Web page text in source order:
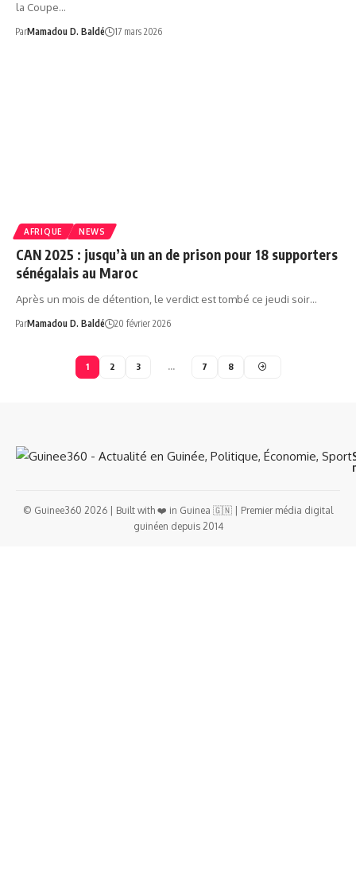
la Coupe…
ParMamadou D. Baldé 17 mars 2026
AFRIQUE NEWS
CAN 2025 : jusqu’à un an de prison pour 18 supporters
sénégalais au Maroc
Après un mois de détention, le verdict est tombé ce jeudi soir…
ParMamadou D. Baldé 20 février 2026
1 2 3 … 7 8
© Guinee360 2026 | Built with ❤️ in Guinea 🇬🇳 | Premier média digital
guinéen depuis 2014